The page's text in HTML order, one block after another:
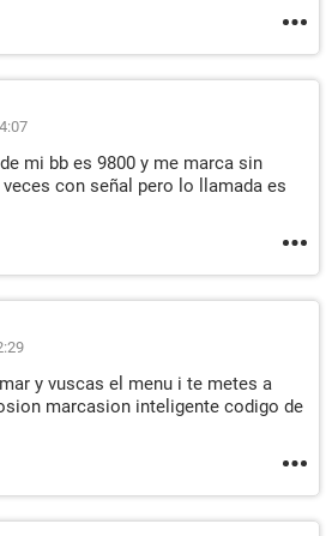
mi bb es 9800 y me marca sin
con señal pero lo llamada es
y vuscas el menu i te metes a
marcasion inteligente codigo de